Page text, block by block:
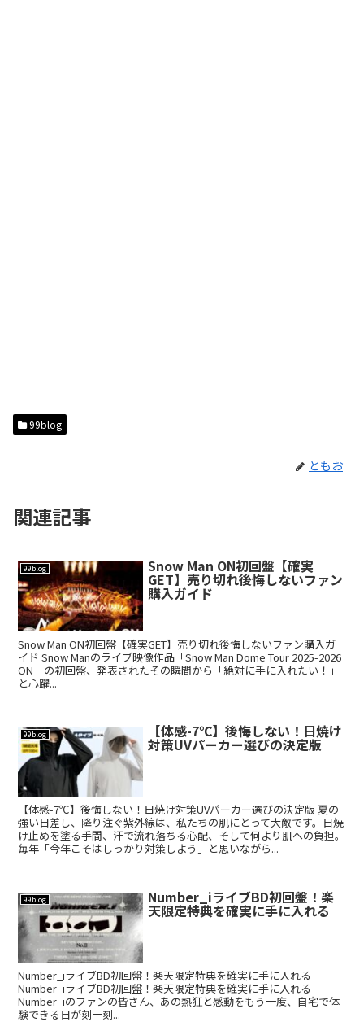
99blog
ともお
関連記事
99blog Snow Man ON初回盤【確実
GET】売り切れ後悔しないファン
購入ガイド
Snow Man ON初回盤【確実GET】売り切れ後悔しないファン購入ガ
イド Snow Manのライブ映像作品「Snow Man Dome Tour 2025-2026
ON」の初回盤、発表されたその瞬間から「絶対に手に入れたい！」
と心躍...
99blog 【体感-7℃】後悔しない！日焼け
対策UVパーカー選びの決定版
【体感-7℃】後悔しない！日焼け対策UVパーカー選びの決定版 夏の
強い日差し、降り注ぐ紫外線は、私たちの肌にとって大敵です。日焼
け止めを塗る手間、汗で流れ落ちる心配、そして何より肌への負担。
毎年「今年こそはしっかり対策しよう」と思いながら...
99blog Number_iライブBD初回盤！楽
天限定特典を確実に手に入れる
Number_iライブBD初回盤！楽天限定特典を確実に手に入れる
Number_iライブBD初回盤！楽天限定特典を確実に手に入れる
Number_iのファンの皆さん、あの熱狂と感動をもう一度、自宅で体
験できる日が刻一刻...